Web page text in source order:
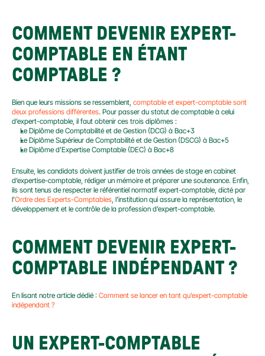
COMMENT DEVENIR EXPERT-
COMPTABLE EN ÉTANT
COMPTABLE ?
Bien que leurs missions se ressemblent, comptable et expert-comptable sont
deux professions différentes. Pour passer du statut de comptable à celui
d’expert-comptable, il faut obtenir ces trois diplômes :
Le Diplôme de Comptabilité et de Gestion (DCG) à Bac+3
Le Diplôme Supérieur de Comptabilité et de Gestion (DSCG) à Bac+5
Le Diplôme d’Expertise Comptable (DEC) à Bac+8
Ensuite, les candidats doivent justifier de trois années de stage en cabinet
d’expertise-comptable, rédiger un mémoire et préparer une soutenance. Enfin,
ils sont tenus de respecter le référentiel normatif expert-comptable, dicté par
l’Ordre des Experts-Comptables, l’institution qui assure la représentation, le
développement et le contrôle de la profession d’expert-comptable.
COMMENT DEVENIR EXPERT-
COMPTABLE INDÉPENDANT ?
En lisant notre article dédié : Comment se lancer en tant qu’expert-comptable
indépendant ?
UN EXPERT-COMPTABLE